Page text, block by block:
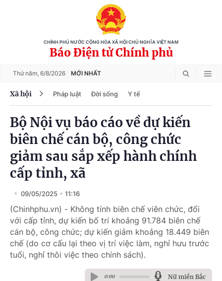
CHÍNH PHỦ NƯỚC CỘNG HÒA XÃ HỘI CHỦ NGHĨA VIỆT NAM
Báo Điện tử Chính phủ
Thứ năm, 6/8/2026 MỚI NHẤT
Xã hội Pháp luật Đời sống Y tế
Bộ Nội vụ báo cáo về dự kiến
biên chế cán bộ, công chức
giảm sau sắp xếp hành chính
cấp tỉnh, xã
09/05/2025 11:16
(Chinhphu.vn) - Không tính biên chế viên chức, đối
với cấp tỉnh, dự kiến bố trí khoảng 91.784 biên chế
cán bộ, công chức; dự kiến giảm khoảng 18.449 biên
chế (do cơ cấu lại theo vị trí việc làm, nghỉ hưu trước
tuổi, nghỉ thôi việc theo chính sách).
0:00 Nữ miền Bắc